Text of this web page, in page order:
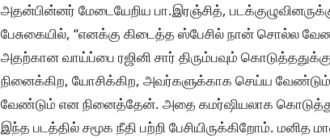
அதன்பின்னர் மேடையேறிய பா.இரஞ்சித்,
பேசுகையில், ‘‘எனக்கு கிடைத்த ஸ்பேசில் நான் சொல்ல
அதற்கான வாய்ப்பை ரஜினி சார் திரும்பவும்
நினைக்கிற, யோசிக்கிற, அவர்களுக்காக செய்ய
வேண்டும் என நினைத்தேன். அதை கமர்ஷியலாக
இந்த படத்தில் சமூக நீதி பற்றி பேசியிருக்கிறோம்.